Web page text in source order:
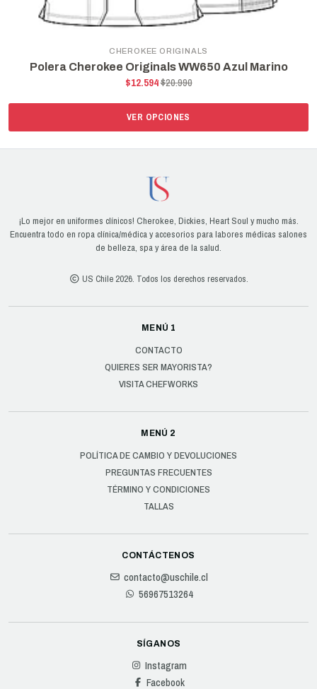
CHEROKEE ORIGINALS
Polera Cherokee Originals WW650 Azul Marino
$12.594$20.990
VER OPCIONES
¡Lo mejor en uniformes clínicos! Cherokee, Dickies, Heart Soul y mucho más.
Encuentra todo en ropa clínica/médica y accesorios para labores médicas salones
de belleza, spa y área de la salud.
US Chile 2026. Todos los derechos reservados.
MENÚ 1
CONTACTO
QUIERES SER MAYORISTA?
VISITA CHEFWORKS
MENÚ 2
POLÍTICA DE CAMBIO Y DEVOLUCIONES
PREGUNTAS FRECUENTES
TÉRMINO Y CONDICIONES
TALLAS
CONTÁCTENOS
contacto@uschile.cl
56967513264
SÍGANOS
Instagram
Facebook